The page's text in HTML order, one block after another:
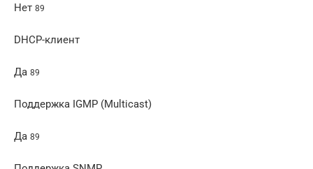
Нет 89
DHCP-клиент
Да 89
Поддержка IGMP (Multicast)
Да 89